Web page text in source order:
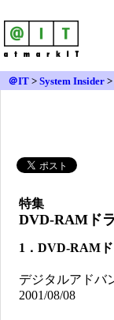
＠IT > System Insider >
特集
DVD-RAMド
1．DVD-RAM
デジタルアド
2001/08/08